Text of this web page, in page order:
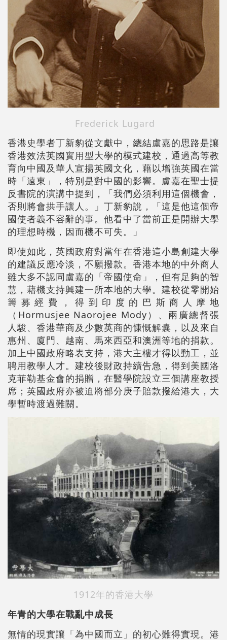
Frederick Lugard
香港史學者丁新豹從文獻中，總結盧嘉的思路是讓
香港效法英國實用型大學的模式建校，通過高等教
育向中國及華人宣揚英國文化，藉以增強英國在當
時「遠東」，特別是對中國的影響。盧嘉在聖士提
反書院的演講中提到，「我們必須利用這個機會，
否則將會拱手讓人。」丁新豹說，「這是他這個帝
國使者義不容辭的事。他看中了當前正是開辦大學
的理想時機，因而機不可失。」
即使如此，英國政府對當年在香港這小島創建大學
的建議反應冷淡，不願撥款。香港本地的中外商人
雖大多不認同盧嘉的「帝國使命」，但有足夠的智
慧，藉機支持興建一所本地的大學。建校從零開始
籌募經費，得到印度的巴斯商人摩地
（Hormusjee Naorojee Mody）、兩廣總督張
人駿、香港華商及少數英商的慷慨解囊，以及來自
惠州、廈門、越南、馬來西亞和澳洲等地的捐款。
加上中國政府略表支持，港大主樓才得以動工，並
聘用教學人才。建校後財政持續告急，得到美國洛
克菲勒基金會的捐贈，在醫學院設立三個講座教授
席；英國政府亦被迫將部分庚子賠款撥給港大，大
學暫時渡過難關。
1912年的香港大學
年青的大學在戰亂中成長
無情的現實讓「為中國而立」的初心難得實現。港